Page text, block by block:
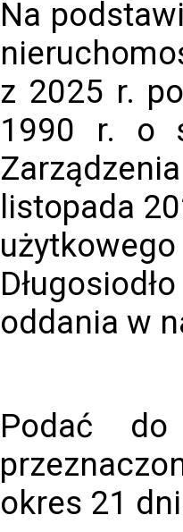
Na
z 2025 r.
1990 r. o
listopada
oddania w
Podać do
okres 21